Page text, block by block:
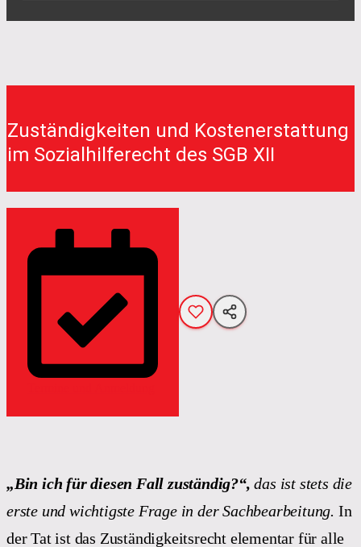
Zuständigkeiten und Kostenerstattung
im Sozialhilferecht des SGB XII
„Bin ich für diesen Fall zuständig?“,das ist stets die
erste und wichtigste Frage in der Sachbearbeitung. In
der Tat ist das Zuständigkeitsrecht elementar für alle